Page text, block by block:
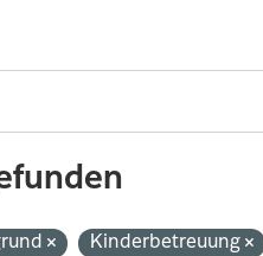
Kinderbetreuung